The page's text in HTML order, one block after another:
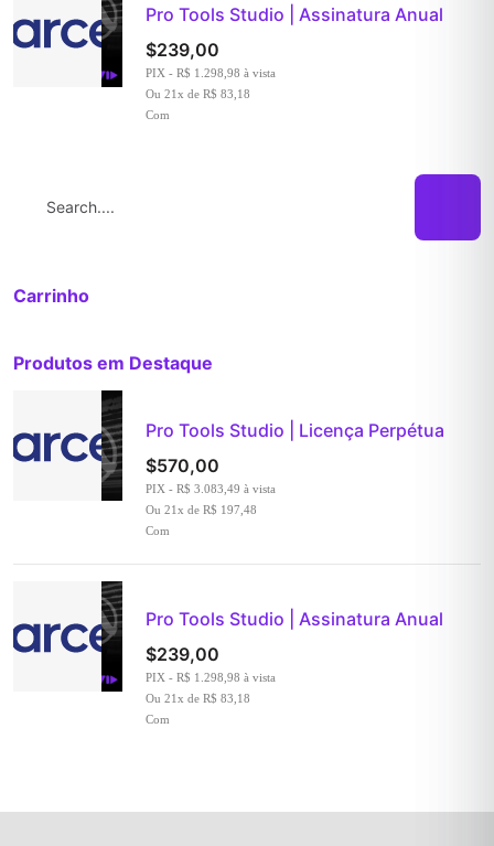
Pro Tools Studio | Assinatura Anual
$239,00
PIX - R$ 1.298,98 à vista
Ou 21x de R$ 83,18
Com
Carrinho
Produtos em Destaque
Pro Tools Studio | Licença Perpétua
$570,00
PIX - R$ 3.083,49 à vista
Ou 21x de R$ 197,48
Com
Pro Tools Studio | Assinatura Anual
$239,00
PIX - R$ 1.298,98 à vista
Ou 21x de R$ 83,18
Com